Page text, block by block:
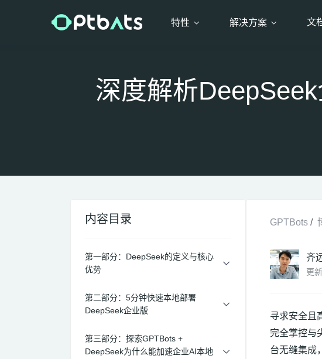
特性 解决方案 文
深度解析
内容目录
第一部分：DeepSeek的定义与核心
优势
第二部分：5分钟快速本地部署
DeepSeek企业版
第三部分：探索GPTBots +
DeepSeek为什么能加速企业AI本地
GPTBots /
齐
更
寻求安全且
完全掌控与
台无缝集成